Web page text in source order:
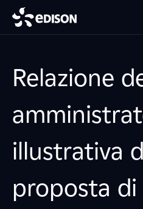
Relazione
illustrativa
proposta di